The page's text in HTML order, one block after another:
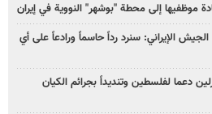
موظفيها إلى محطة "بوشهر" النووية في إيران
الجيش الإيراني: سنرد رداً حاسماً ورادعاً على أي
دعما لفلسطين وتنديداً بجرائم الكيان